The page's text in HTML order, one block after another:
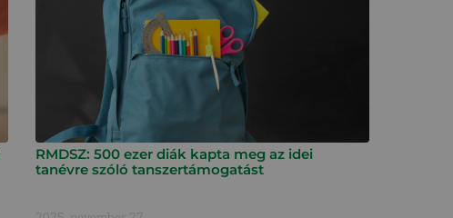
RMDSZ: 500 ezer diák kapta meg az idei
tanévre szóló tanszertámogatást